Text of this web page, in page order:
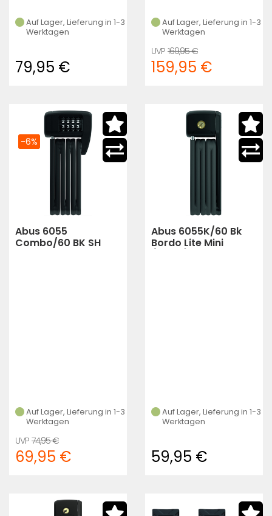
Auf Lager, Lieferung in 1-3
Werktagen
79,95 €
Auf Lager, Lieferung in 1-3
Werktagen
169,95 €
159,95 €
Abus 6055
Combo/60 BK SH
Auf Lager, Lieferung in 1-3
Werktagen
-6%
74,95 €
69,95 €
Abus 6055K/60 Bk
Bordo Lite Mini
Auf Lager, Lieferung in 1-3
Werktagen
59,95 €